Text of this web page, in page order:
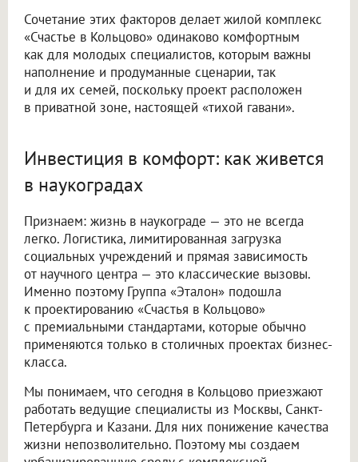
Сочетание этих факторов делает жилой комплекс
«Счастье в Кольцово» одинаково комфортным
как для молодых специалистов, которым важны
наполнение и продуманные сценарии, так
и для их семей, поскольку проект расположен
в приватной зоне, настоящей «тихой гавани».
Инвестиция в комфорт: как живется
в наукоградах
Признаем: жизнь в наукограде — это не всегда
легко. Логистика, лимитированная загрузка
социальных учреждений и прямая зависимость
от научного центра — это классические вызовы.
Именно поэтому Группа «Эталон» подошла
к проектированию «Счастья в Кольцово»
с премиальными стандартами, которые обычно
применяются только в столичных проектах бизнес-
класса.
Мы понимаем, что сегодня в Кольцово приезжают
работать ведущие специалисты из Москвы, Санкт-
Петербурга и Казани. Для них понижение качества
жизни непозволительно. Поэтому мы создаем